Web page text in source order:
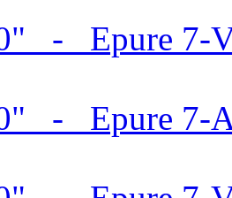
- Epure 7-
- Epure 7-